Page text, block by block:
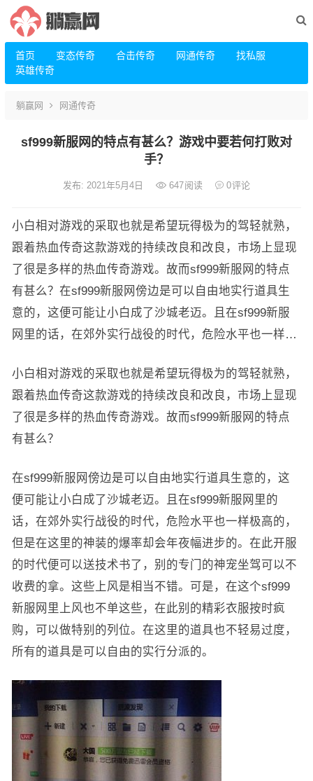
首页 变态传奇 合击传奇 网通传奇
找私服
英雄传奇
躺赢网 网通传奇
sf999新服网的特点有甚么？游戏中要若何打败对
手？
发布: 2021年5月4日 647阅读 0评论
小白相对游戏的采取也就是希望玩得极为的驾轻就熟，
跟着热血传奇这款游戏的持续改良和改良，市场上显现
了很是多样的热血传奇游戏。故而sf999新服网的特点
有甚么？在sf999新服网傍边是可以自由地实行道具生
意的，这便可能让小白成了沙城老迈。且在sf999新服
网里的话，在郊外实行战役的时代，危险水平也一样…
小白相对游戏的采取也就是希望玩得极为的驾轻就熟，
跟着热血传奇这款游戏的持续改良和改良，市场上显现
了很是多样的热血传奇游戏。故而sf999新服网的特点
有甚么？
在sf999新服网傍边是可以自由地实行道具生意的，这
便可能让小白成了沙城老迈。且在sf999新服网里的
话，在郊外实行战役的时代，危险水平也一样极高的，
但是在这里的神装的爆率却会年夜幅进步的。在此开服
的时代便可以送技术书了，别的专门的神宠坐驾可以不
收费的拿。这些上风是相当不错。可是，在这个sf999
新服网里上风也不单这些，在此别的精彩衣服按时疯
购，可以做特别的列位。在这里的道具也不轻易过度，
所有的道具是可以自由的实行分派的。